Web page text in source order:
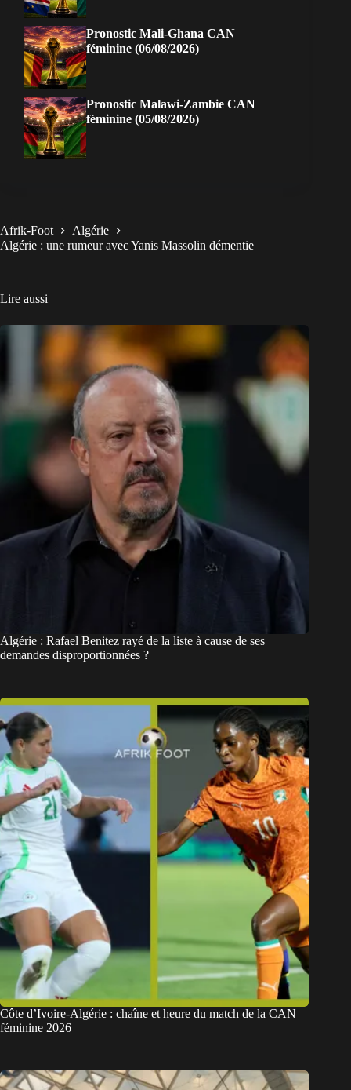
Pronostic Mali-Ghana CAN
féminine (06/08/2026)
Pronostic Malawi-Zambie CAN
féminine (05/08/2026)
Afrik-Foot
Algérie
Algérie : une rumeur avec Yanis Massolin démentie
Lire aussi
Algérie : Rafael Benitez rayé de la liste à cause de ses
demandes disproportionnées ?
Côte d’Ivoire-Algérie : chaîne et heure du match de la CAN
féminine 2026